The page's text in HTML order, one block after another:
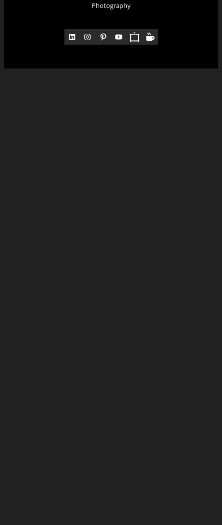
Photography
LinkedIn Instagram Pinterest YouTube Pocket Medium